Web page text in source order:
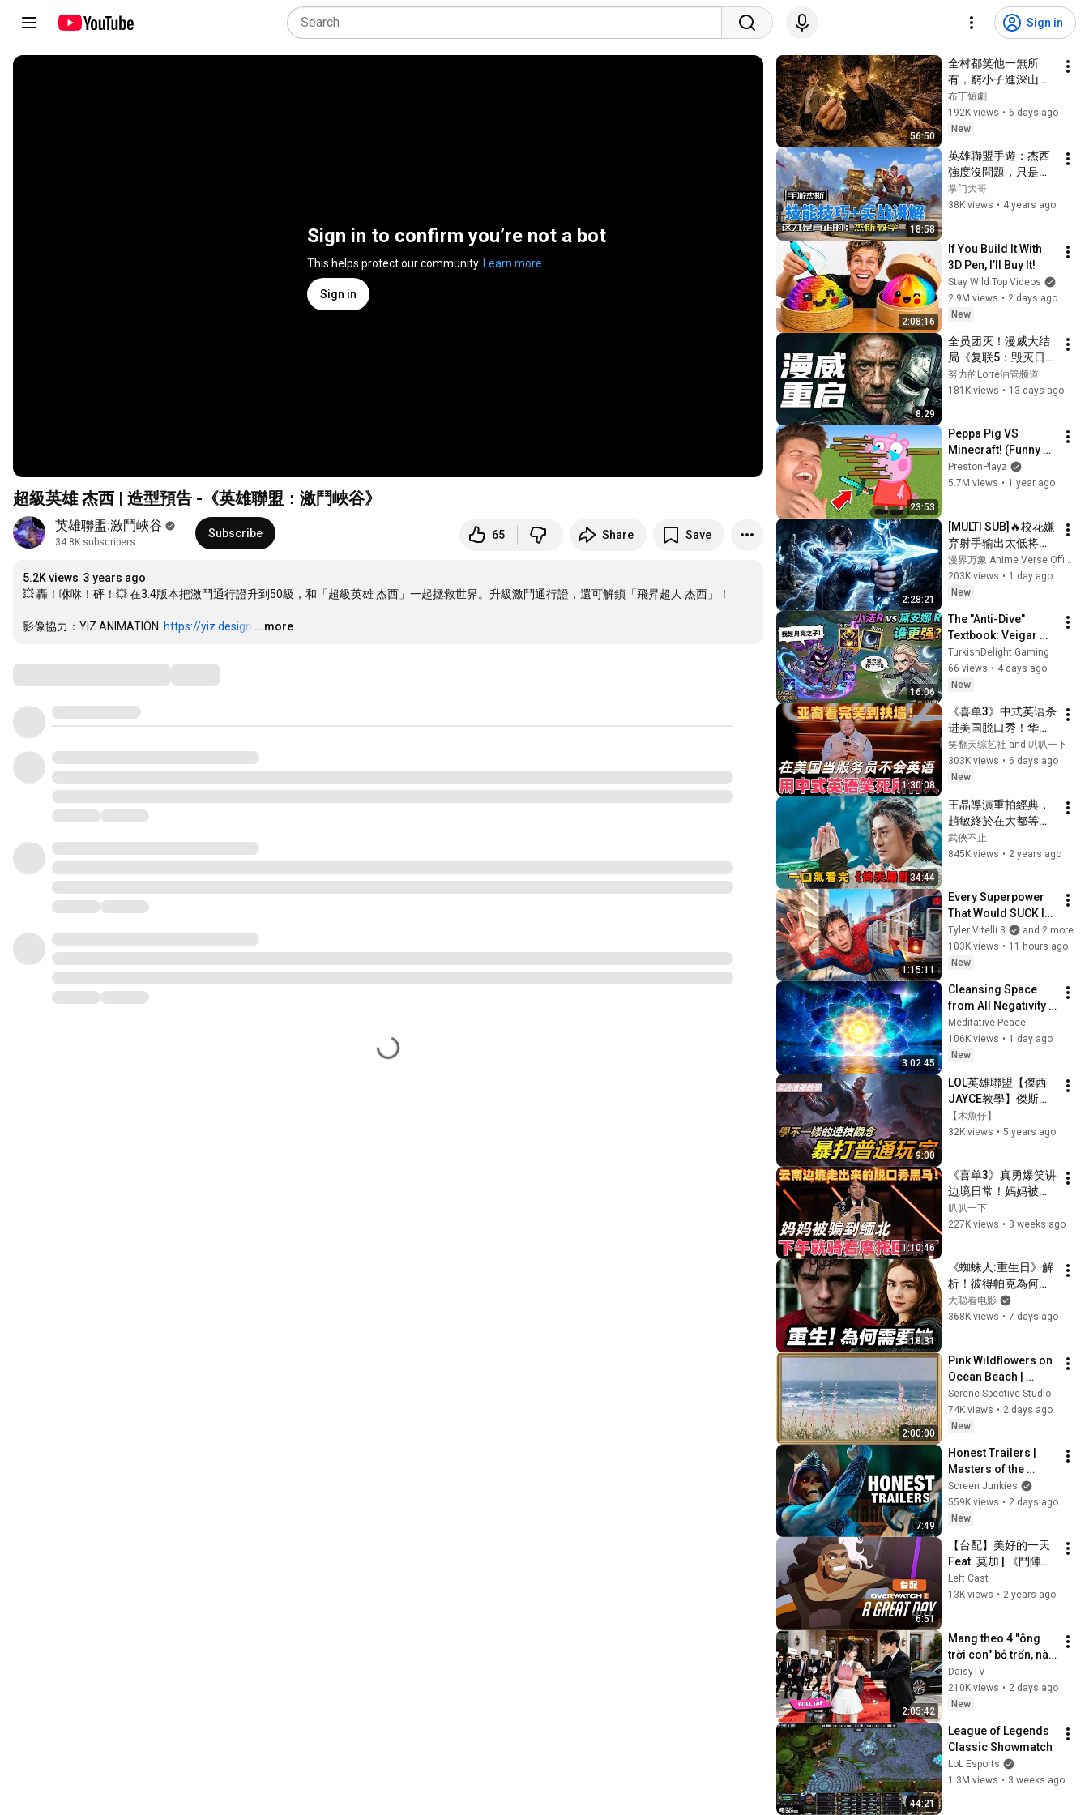
Sign in
Sign in to confirm you’re not a bot
This helps protect our community. Learn more
Sign in
超級英雄 杰西 | 造型預告 -《英雄聯盟：激鬥峽谷》
英雄聯盟:激鬥峽谷
34.8K subscribers
Subscribe 65 Share Save
5.2K views 3 years ago
💥 轟！咻咻！砰！💥 在3.4版本把激鬥通行證升到50級，和「超級英雄 杰西」一起拯救世界。升級激鬥通行證，還可解鎖「飛昇超人 杰西」！
影像協力：YIZ ANIMATION https://yiz.design …
...more
56:50
全村都笑他一無所
有，窮小子進深山靠
神秘蜂蜜翻身！#被
踢出局後我成了山野
蜂王 #鄉村逆襲 #創
窮小子逆襲 #打臉爽
劇 #白手起家 #人生
翻盤 #熱門短劇
布丁短劇
192K views • 6 days ago
New
18:58
英雄聯盟手遊：杰西
強度沒問題，只是你
沒玩明白！
掌门大哥
38K views • 4 years ago
2:08:16
If You Build It With
3D Pen, I’ll Buy It!
Stay Wild Top Videos
2.9M views • 2 days ago
New
8:29
全员团灭！漫威大结
局《复联5：毁灭日》
正式预告解析
努力的Lorre油管频道
181K views • 13 days ago
23:53
Peppa Pig VS
Minecraft! (Funny
Animations)
PrestonPlayz
5.7M views • 1 year ago
2:28:21
[MULTI SUB]🔥校花嫌
弃射手输出太低将他
踢出队伍，没人料到
射手拥有九百万高额
防御。闯荡冠军秘
录强势打脸！
203K views • 1 day ago
New
16:06
The "Anti-Dive"
Textbook: Veigar
Mid Edition League
of Legends Wildrift
Chinese Server
TurkishDelight Gaming
66 views • 4 days ago
New
1:30:08
《喜单3》中式英语杀
进美国脱口秀！华裔
服务员不会英语，靠
口音把全场笑疯了！
#喜剧之王单口季 #
#funny #综艺
笑翻天综艺社 and 叭叭一下
303K views • 6 days ago
New
34:44
王晶導演重拍經典，
趙敏終於在大都等來
張無忌！一口氣看完
《倚天屠龍記》全集
武俠不止
845K views • 2 years ago
1:15:11
Every Superpower
That Would SUCK In
Real Life..
Tyler Vitelli 3
and 2 more
103K views • 11 hours ago
New
3:02:45
Cleansing Space
from All Negativity -
Deep Energy
Clearing and
Protection - 417Hz
Meditative Peace
106K views • 1 day ago
New
9:00
LOL英雄聯盟【傑西
JAYCE教學】傑斯進
階教學！學不一樣的
連技觀念~暴打普通
【木魚仔】
32K views • 5 years ago
1:10:46
《喜单3》真勇爆笑讲
边境日常！妈妈被骗
到缅北，下午就骑摩
托回来，全场笑完被
#搞笑 #喜剧 #funny
#综艺
叭叭一下
227K views • 3 weeks ago
18:31
《蜘蛛人:重生日》解
析！彼得帕克為何需
要她才能完成蛻變！|
大聰看電影
大聪看电影
368K views • 7 days ago
2:00:00
Pink Wildflowers on
Ocean Beach |
Vintage Coastal
Seascape Oil
Painting | 4K
Screensaver
Serene Spective Studio
74K views • 2 days ago
New
7:49
Honest Trailers |
Masters of the
Universe
Screen Junkies
559K views • 2 days ago
New
6:51
【台配】美好的一天
Feat. 莫加 | 《鬥陣特
攻2》動畫短片
Left Cast
13K views • 2 years ago
2:05:42
Mang theo 4 "ông
trời con" bỏ trốn, nào
ngờ bị tổng tài ngàn
tỷ đến tận cửa bắt về
chịu trách nhiệm👑
DaisyTV
210K views • 2 days ago
New
44:21
League of Legends
Classic Showmatch
LoL Esports
1.3M views • 3 weeks ago